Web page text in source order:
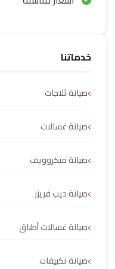
خدماتنا
صيانة ثلاجات
صيانة غسالات
صيانة ميكروويف
صيانة ديب فريزر
صيانة غسالات أطباق
صيانة تكييفات